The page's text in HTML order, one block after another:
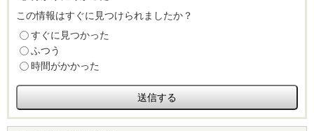
この情報はすぐに見つけられましたか？
すぐに見つかった
ふつう
時間がかかった